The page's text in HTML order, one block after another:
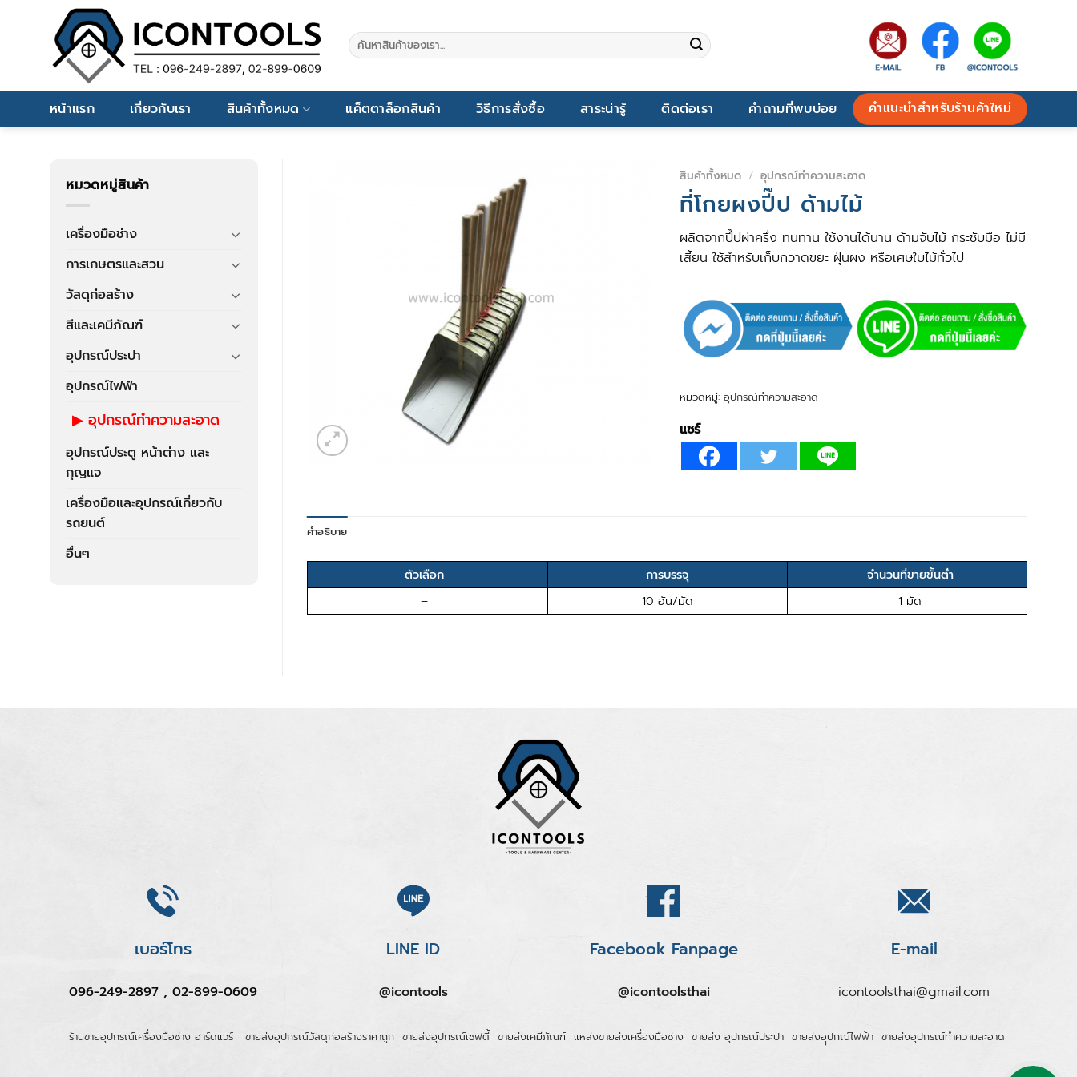
ค้นหา:
หน้าแรก เกี่ยวกับเรา สินค้าทั้งหมด แค็ตตาล็อกสินค้า วิธีการสั่งซื้อ สาระน่ารู้ ติดต่อเรา คำถามที่พบบ่อย คำแนะนำสำหรับร้านค้าใหม่
หมวดหมู่สินค้า
เครื่องมือช่าง
การเกษตรและสวน
วัสดุก่อสร้าง
สีและเคมีภัณฑ์
อุปกรณ์ประปา
อุปกรณ์ไฟฟ้า
อุปกรณ์ทำความสะอาด
อุปกรณ์ประตู หน้าต่าง และ
กุญแจ
เครื่องมือและอุปกรณ์เกี่ยวกับ
รถยนต์
อื่นๆ
สินค้าทั้งหมด / อุปกรณ์ทำความสะอาด
ที่โกยผงปี๊ป ด้ามไม้
ผลิตจากปี๊ปผ่าครึ่ง ทนทาน ใช้งานได้นาน ด้ามจับไม้ กระชับมือ ไม่มี
เสี้ยน ใช้สำหรับเก็บกวาดขยะ ฝุ่นผง หรือเศษใบไม้ทั่วไป
หมวดหมู่: อุปกรณ์ทำความสะอาด
แชร์
คำอธิบาย
ตัวเลือก การบรรจุ
จำนวนที่ขายขั้นต่ำ
–
10 อัน/มัด 1 มัด
เบอร์โทร
096-249-2897 , 02-899-0609
LINE ID
@icontools
Facebook Fanpage
@icontoolsthai
E-mail
icontoolsthai@gmail.com
ร้านขายอุปกรณ์เครื่องมือช่าง ฮาร์ดแวร์ ขายส่งอุปกรณ์วัสดุก่อสร้างราคาถูก ขายส่งอุปกรณ์เซฟตี้ ขายส่งเคมีภัณฑ์ แหล่งขายส่งเครื่องมือช่าง ขายส่ง อุปกรณ์ประปา ขายส่งอุุปกณ์ไฟฟ้า ขายส่งอุปกรณ์ทำความสะอาด